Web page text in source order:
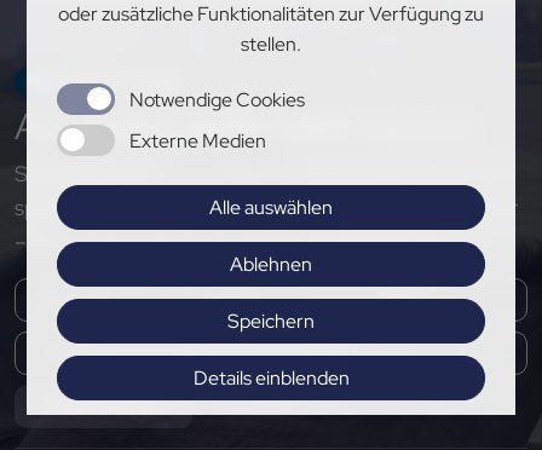
oder zusätzliche Funktionalitäten zur Verfügung zu
stellen.
Notwendige Cookies
Externe Medien
Alle auswählen
Ablehnen
Speichern
Details einblenden
NEWSLETTER
Aufdem Laufenden
Sichere dir exklusive Einblicke, aktuelle Updates und
spannende Neuigkeiten rund um den PSV Hannover
– melde dich jetzt für unseren Newsletter an!
Abonnieren